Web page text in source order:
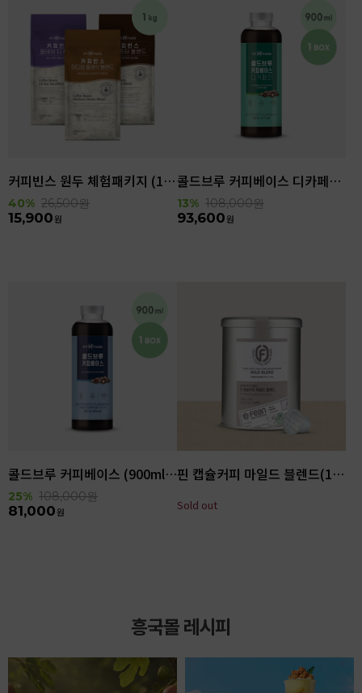
커피빈스 원두 체험패키지 (1kg)
40% 26,500원
15,900원
콜드브루 커피베이스 디카페인 (900ml x 6ea)
13% 108,000원
93,600원
콜드브루 커피베이스 (900ml x 6ea)
25% 108,000원
81,000원
핀 캡슐커피 마일드 블렌드(100입)
Sold out
흥국몰 레시피